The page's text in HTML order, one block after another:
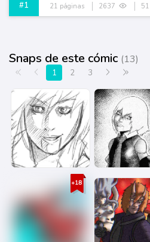
#1 21 páginas 2637 51
Snaps de este cómic (13)
Primera página
Anterior
1 2 3 Siguiente